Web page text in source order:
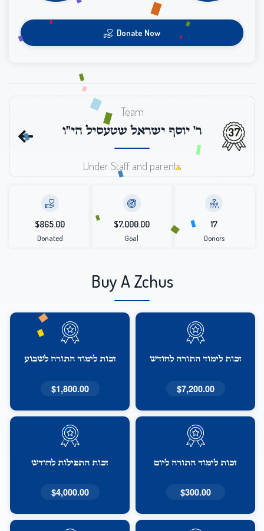
Donate Now
Team
ר' יוסף ישראל שטעסיל הי"ו
Under Staff and parents
37
$865.00
Donated
$7,000.00
Goal
17
Donors
Buy A Zchus
זכות לימוד התורה לחודש
$7,200.00
זכות לימוד התורה לשבוע
$1,800.00
זכות לימוד התורה ליום
$300.00
זכות התפילות לחודש
$4,000.00